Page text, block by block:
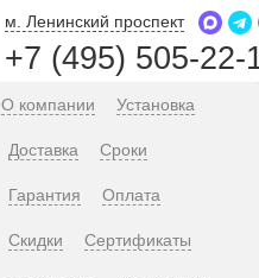
м. Ленинский проспект
+7 (495) 505-22-
О компании Установка
Доставка Сроки
Гарантия Оплата
Скидки Сертификаты